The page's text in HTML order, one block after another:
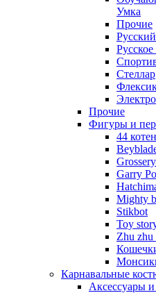
Умка
Прочие
Русское
Стеллар
Прочие
Фигуры и
44
Garry
Mighty
Stikbot
Toy
Zhu zhu
Карнавальные
Аксессуары